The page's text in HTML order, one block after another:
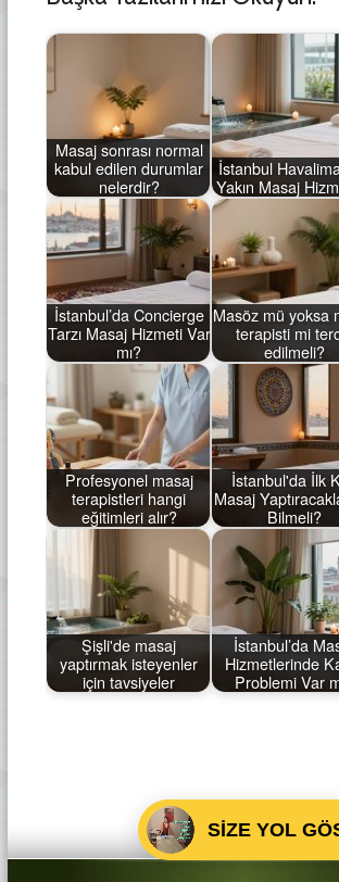
Masaj sonrası normal
kabul edilen durumlar
nelerdir?
İstanbul
Yakın Masaj
İstanbul’da Concierge
Tarzı Masaj Hizmeti Var
mı?
Masöz mü yoksa
terapisti mi
edilmeli?
Profesyonel masaj
terapistleri hangi
eğitimleri alır?
İstanbul'da İlk
Masaj
Bilmeli?
Şişli'de masaj
yaptırmak isteyenler
için tavsiyeler
İstanbul’da
Hizmetlerinde
Problemi Var
SİZE YOL